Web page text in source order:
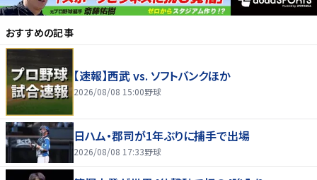
おすすめの記事
【速報】西武 vs. ソフトバンクほか
2026/08/08 15:00野球
日ハム・郡司が1年ぶりに捕手で出場
2026/08/08 17:33野球